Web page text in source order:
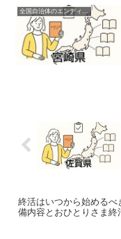
全国自治体のエンディングノート配布情報
終活はいつから始めるべ
備内容とおひとりさま終